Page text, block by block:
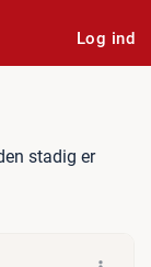
Log ind
stadig er